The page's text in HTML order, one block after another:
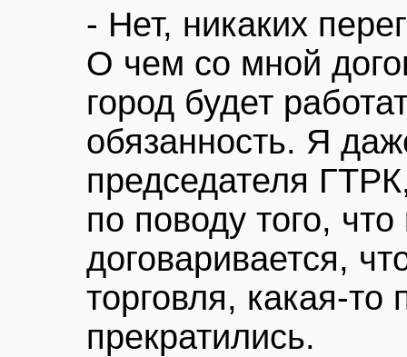
- Нет, никаких
О чем со мной
город будет
обязанность. Я
председателя
по поводу того,
договаривается,
торговля, какая-то
прекратились.